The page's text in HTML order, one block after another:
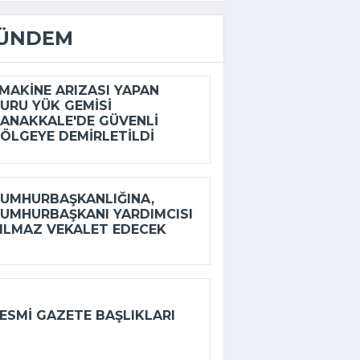
ARIZASI YAPAN
YÜK GEMISI
GÜVENLI
DEMIRLETILDI
YARDIMCISI
VEKALET EDECEK
GAZETE BAŞLIKLARI